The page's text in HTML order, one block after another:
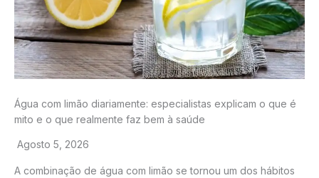
Água com limão diariamente: especialistas explicam o que é
mito e o que realmente faz bem à saúde
Agosto 5, 2026
A combinação de água com limão se tornou um dos hábitos